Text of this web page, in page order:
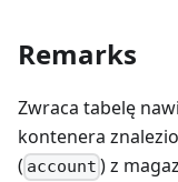
Remarks
Zwraca tabelę
kontenera
( account ) z